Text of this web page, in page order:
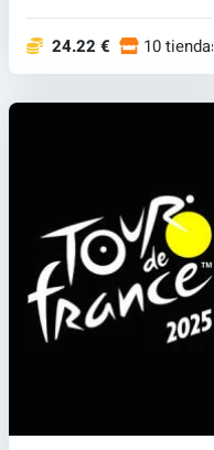
24.22 € 10 tiendas